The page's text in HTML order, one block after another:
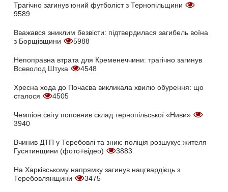
Трагічно загинув юний футболіст з Тернопільщини
9589
Вважався зниклим безвісти: підтвердилася загибель воїна
з Борщівщини
5988
Непоправна втрата для Кременеччини: трагічно загинув
Всеволод Штука
4548
Хресна хода до Почаєва викликала хвилю обурення: що
сталося
4505
Чемпіон світу поповнив склад тернопільської «Ниви»
3940
Вчинив ДТП у Теребовлі та зник: поліція розшукує жителя
Гусятинщини (фото+відео)
3883
На Харківському напрямку загинув нацгвардієць з
Теребовлянщини
3475